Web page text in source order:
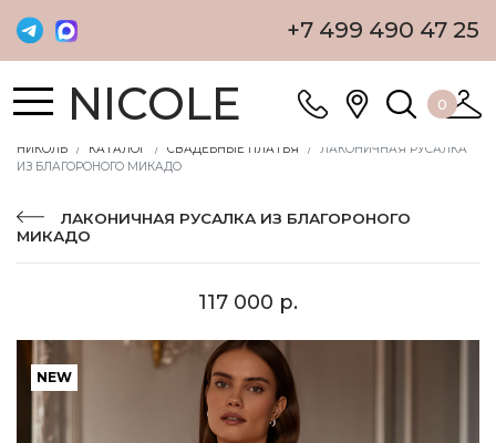
+7 499 490 47 25
NICOLE 0
НИКОЛЬ КАТАЛОГ СВАДЕБНЫЕ ПЛАТЬЯ
ЛАКОНИЧНАЯ РУСАЛКА
ИЗ БЛАГОРОНОГО МИКАДО
ЛАКОНИЧНАЯ РУСАЛКА ИЗ БЛАГОРОНОГО
МИКАДО
117 000 р.
NEW